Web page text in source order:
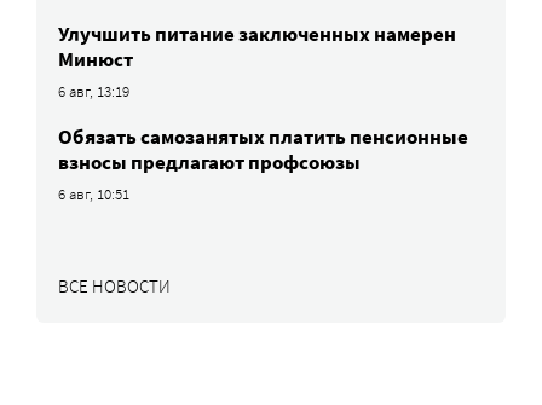
Улучшить питание заключенных намерен
Минюст
6 авг, 13:19
Обязать самозанятых платить пенсионные
взносы предлагают профсоюзы
6 авг, 10:51
ВСЕ НОВОСТИ